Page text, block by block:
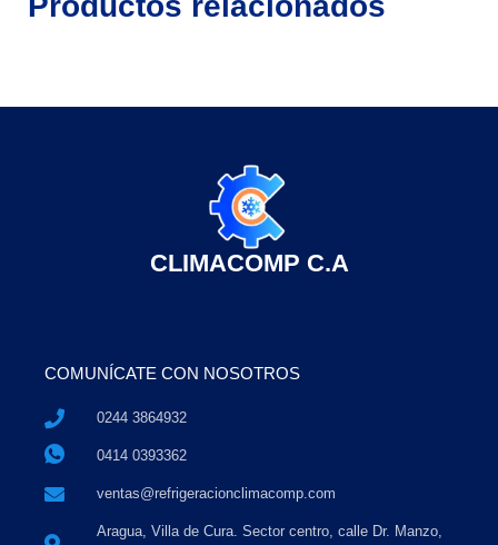
CLIMACOMP C.A
COMUNÍCATE CON NOSOTROS
0244 3864932
0414 0393362
ventas@refrigeracionclimacomp.com
Aragua, Villa de Cura. Sector centro, calle Dr. Manzo,